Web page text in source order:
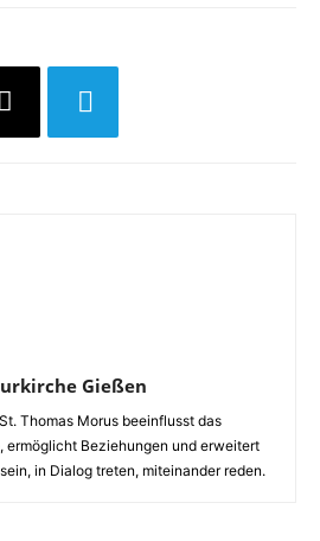
Gießen
Thomas Morus beeinflusst das
ermöglicht Beziehungen und erweitert
in Dialog treten, miteinander reden.